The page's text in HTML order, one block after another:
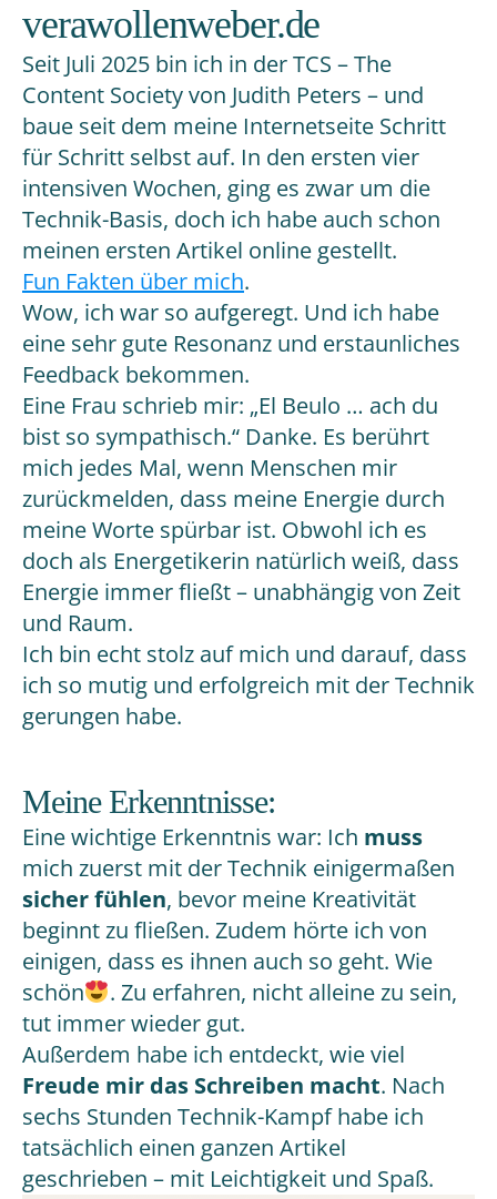
verawollenweber.de
Seit Juli 2025 bin ich in der TCS – The
Content Society von Judith Peters – und
baue seit dem meine Internetseite Schritt
für Schritt selbst auf. In den ersten vier
intensiven Wochen, ging es zwar um die
Technik-Basis, doch ich habe auch schon
meinen ersten Artikel online gestellt.
Fun Fakten über mich.
Wow, ich war so aufgeregt. Und ich habe
eine sehr gute Resonanz und erstaunliches
Feedback bekommen.
Eine Frau schrieb mir: „El Beulo … ach du
bist so sympathisch.“ Danke. Es berührt
mich jedes Mal, wenn Menschen mir
zurückmelden, dass meine Energie durch
meine Worte spürbar ist. Obwohl ich es
doch als Energetikerin natürlich weiß, dass
Energie immer fließt – unabhängig von Zeit
und Raum.
Ich bin echt stolz auf mich und darauf, dass
ich so mutig und erfolgreich mit der Technik
gerungen habe.
Meine Erkenntnisse:
Eine wichtige Erkenntnis war: Ich muss
mich zuerst mit der Technik einigermaßen
sicher fühlen, bevor meine Kreativität
beginnt zu fließen. Zudem hörte ich von
einigen, dass es ihnen auch so geht. Wie
schön
. Zu erfahren, nicht alleine zu sein,
tut immer wieder gut.
Außerdem habe ich entdeckt, wie viel
Freude mir das Schreiben macht. Nach
sechs Stunden Technik-Kampf habe ich
tatsächlich einen ganzen Artikel
geschrieben – mit Leichtigkeit und Spaß.